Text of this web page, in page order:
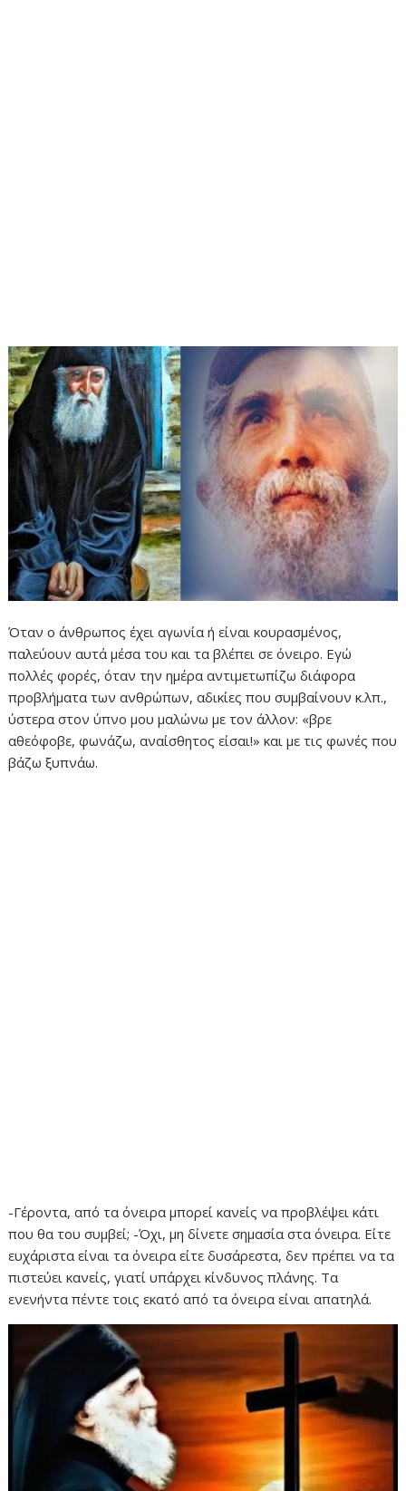
Όταν ο άνθρωπος έχει αγωνία ή είναι κουρασμένος,
παλεύουν αυτά μέσα του και τα βλέπει σε όνειρο. Εγώ
πολλές φορές, όταν την ημέρα αντιμετωπίζω διάφορα
προβλήματα των ανθρώπων, αδικίες που συμβαίνουν κ.λπ.,
ύστερα στον ύπνο μου μαλώνω με τον άλλον: «βρε
αθεόφοβε, φωνάζω, αναίσθητος είσαι!» και με τις φωνές που
βάζω ξυπνάω.
-Γέροντα, από τα όνειρα μπορεί κανείς να προβλέψει κάτι
που θα του συμβεί; -Όχι, μη δίνετε σημασία στα όνειρα. Είτε
ευχάριστα είναι τα όνειρα είτε δυσάρεστα, δεν πρέπει να τα
πιστεύει κανείς, γιατί υπάρχει κίνδυνος πλάνης. Τα
ενενήντα πέντε τοις εκατό από τα όνειρα είναι απατηλά.